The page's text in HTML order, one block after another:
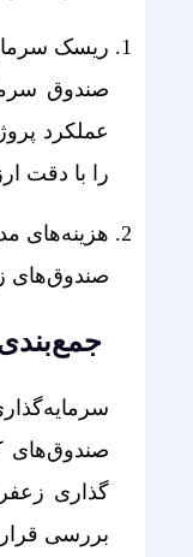
ریسک
صندوق
عملکرد
را با دقت
هزینه‌های
صندوق‌های
گذاری
بررسی